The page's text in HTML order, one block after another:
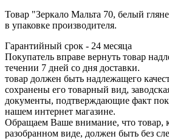
Товар "Зеркало Мальта 70, белый
в упаковке производителя.
Гарантийный срок - 24 месяца
Покупатель вправе вернуть товар
течении 7 дней со дня доставки.
товар должен быть надлежащего
сохранены его товарный вид,
документы, подтверждающие факт
нашем интернет магазине.
Обращаем Ваше внимание, что товар,
разобранном виде, должен быть без